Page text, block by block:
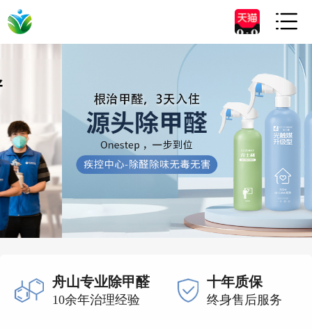

舟山专业除甲醛
10余年治理经验
十年质保
终身售后服务